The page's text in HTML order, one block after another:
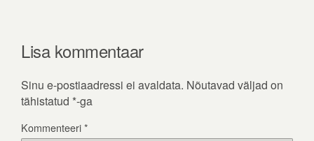
Lisa kommentaar
Sinu e-postiaadressi ei avaldata. Nõutavad väljad on
tähistatud *-ga
Kommenteeri*